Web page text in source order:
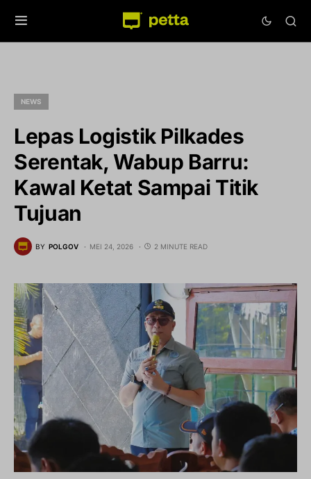
NEWS
Lepas Logistik Pilkades
Serentak, Wabup Barru:
Kawal Ketat Sampai Titik
Tujuan
BY POLGOV MEI 24, 2026 2 MINUTE READ